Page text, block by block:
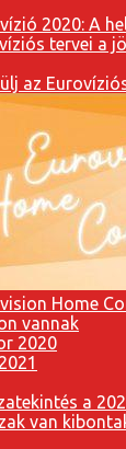
2020: A
tervei a
az
Home
vannak
2020
a
van